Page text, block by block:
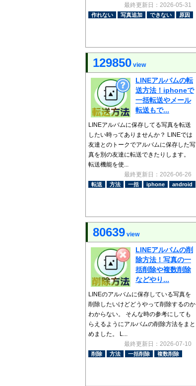
最終更新日：2026-05-31
作れない 写真追加 できない 原因
129850 view
LINEアルバムの転
送方法！iphoneで
一括転送やメール
転送もで...
LINEアルバムに保存してる写真を転送
したい時ってありませんか？ LINEでは
友達とのトークでアルバムに保存した写
真を別の友達に転送できたりします。
転送機能を使...
最終更新日：2026-06-26
転送 方法 一括 iphone android
80639 view
LINEアルバムの削
除方法！写真の一
括削除や複数削除
などやり...
LINEのアルバムに保存している写真を
削除したいけどどうやって削除するのか
わからない。 そんな時の参考にしても
らえるようにアルバムの削除方法をまと
めました。 L...
最終更新日：2026-07-10
削除 方法 一括削除 複数削除